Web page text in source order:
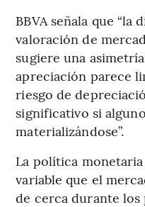
BBVA señala que “la
valoración de
sugiere una
apreciación parece
riesgo de
significativo si
materializándose”.
La política
variable que el
de cerca durante